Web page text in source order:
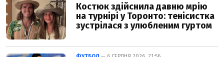
Костюк здійснила давню мрію
на турнірі у Торонто: тенісистка
зустрілася з улюбленим гуртом